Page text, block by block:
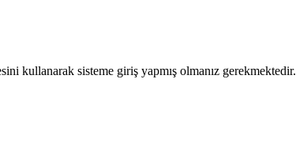
kullanarak sisteme giriş yapmış olmanız gerekmektedir.